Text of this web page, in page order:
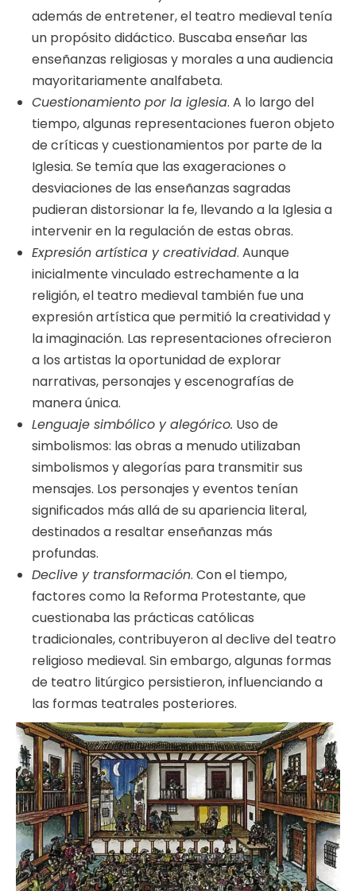
además de entretener, el teatro medieval tenía
un propósito didáctico. Buscaba enseñar las
enseñanzas religiosas y morales a una audiencia
mayoritariamente analfabeta.
Cuestionamiento por la iglesia. A lo largo del
tiempo, algunas representaciones fueron objeto
de críticas y cuestionamientos por parte de la
Iglesia. Se temía que las exageraciones o
desviaciones de las enseñanzas sagradas
pudieran distorsionar la fe, llevando a la Iglesia a
intervenir en la regulación de estas obras.
Expresión artística y creatividad. Aunque
inicialmente vinculado estrechamente a la
religión, el teatro medieval también fue una
expresión artística que permitió la creatividad y
la imaginación. Las representaciones ofrecieron
a los artistas la oportunidad de explorar
narrativas, personajes y escenografías de
manera única.
Lenguaje simbólico y alegórico. Uso de
simbolismos: las obras a menudo utilizaban
simbolismos y alegorías para transmitir sus
mensajes. Los personajes y eventos tenían
significados más allá de su apariencia literal,
destinados a resaltar enseñanzas más
profundas.
Declive y transformación. Con el tiempo,
factores como la Reforma Protestante, que
cuestionaba las prácticas católicas
tradicionales, contribuyeron al declive del teatro
religioso medieval. Sin embargo, algunas formas
de teatro litúrgico persistieron, influenciando a
las formas teatrales posteriores.